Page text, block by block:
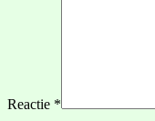
Reactie *